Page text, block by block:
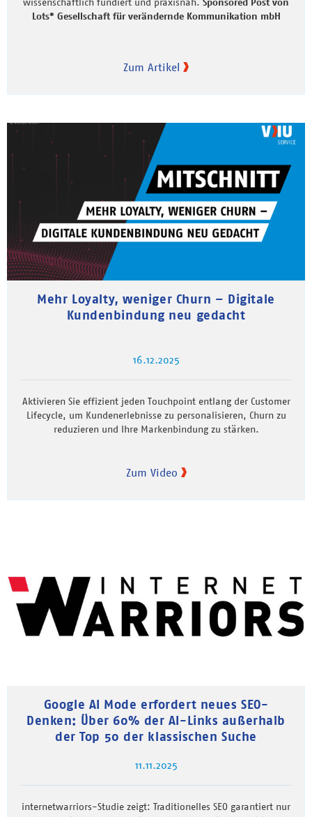
Lots* Gesellschaft für verändernde Kommunikation mbH
Zum Artikel
Mehr Loyalty, weniger Churn – Digitale
Kundenbindung neu gedacht
16.12.2025
Aktivieren Sie effizient jeden Touchpoint entlang der Customer
Lifecycle, um Kundenerlebnisse zu personalisieren, Churn zu
reduzieren und Ihre Markenbindung zu stärken.
Zum Video
Google AI Mode erfordert neues SEO-
Denken: Über 60% der AI-Links außerhalb
der Top 50 der klassischen Suche
11.11.2025
internetwarriors-Studie zeigt: Traditionelles SEO garantiert nur